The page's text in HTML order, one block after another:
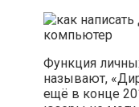
Функция
называют,
ещё в конце